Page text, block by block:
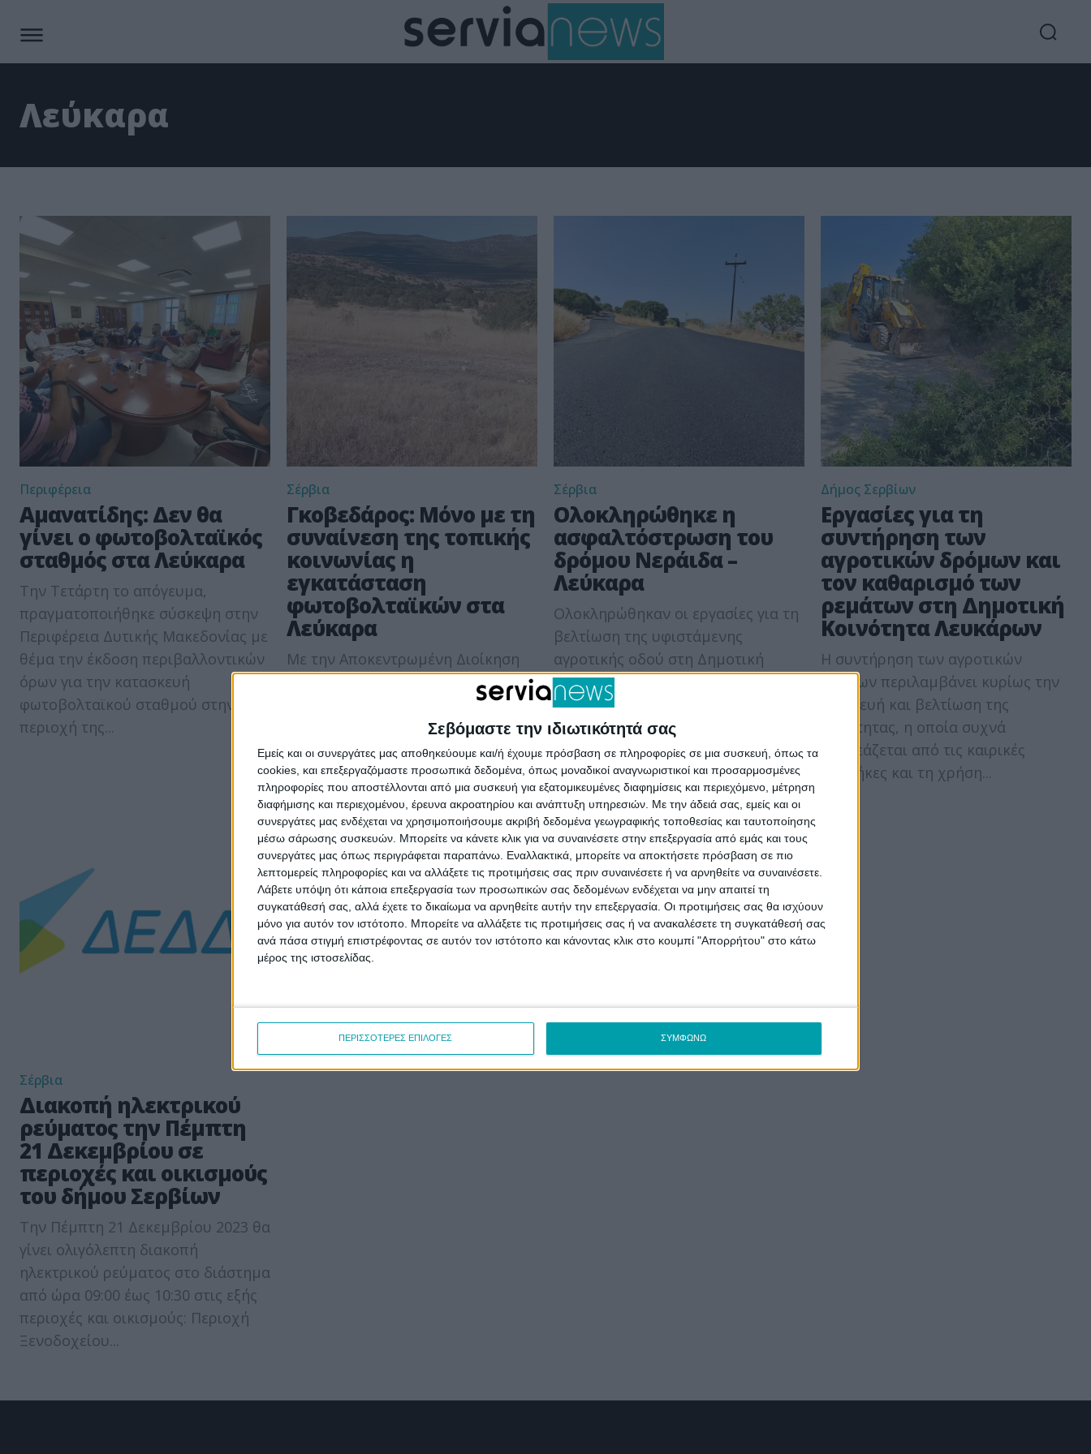
Σεβόμαστε την ιδιωτικότητά σας
Εμείς και οι συνεργάτες μας αποθηκεύουμε και/ή έχουμε πρόσβαση σε πληροφορίες σε μια συσκευή, όπως τα
cookies, και επεξεργαζόμαστε προσωπικά δεδομένα, όπως μοναδικοί αναγνωριστικοί και προσαρμοσμένες
πληροφορίες που αποστέλλονται από μια συσκευή για εξατομικευμένες διαφημίσεις και περιεχόμενο, μέτρηση
διαφήμισης και περιεχομένου, έρευνα ακροατηρίου και ανάπτυξη υπηρεσιών. Με την άδειά σας, εμείς και οι
συνεργάτες μας ενδέχεται να χρησιμοποιήσουμε ακριβή δεδομένα γεωγραφικής τοποθεσίας και ταυτοποίησης
μέσω σάρωσης συσκευών. Μπορείτε να κάνετε κλικ για να συναινέσετε στην επεξεργασία από εμάς και τους
συνεργάτες μας όπως περιγράφεται παραπάνω. Εναλλακτικά, μπορείτε να αποκτήσετε πρόσβαση σε πιο
λεπτομερείς πληροφορίες και να αλλάξετε τις προτιμήσεις σας πριν συναινέσετε ή να αρνηθείτε να συναινέσετε.
Λάβετε υπόψη ότι κάποια επεξεργασία των προσωπικών σας δεδομένων ενδέχεται να μην απαιτεί τη
συγκατάθεσή σας, αλλά έχετε το δικαίωμα να αρνηθείτε αυτήν την επεξεργασία. Οι προτιμήσεις σας θα ισχύουν
μόνο για αυτόν τον ιστότοπο. Μπορείτε να αλλάξετε τις προτιμήσεις σας ή να ανακαλέσετε τη συγκατάθεσή σας
ανά πάσα στιγμή επιστρέφοντας σε αυτόν τον ιστότοπο και κάνοντας κλικ στο κουμπί "Απορρήτου" στο κάτω
μέρος της ιστοσελίδας.
ΠΕΡΙΣΣΟΤΕΡΕΣ ΕΠΙΛΟΓΕΣ ΣΥΜΦΩΝΩ
Λεύκαρα
Περιφέρεια
Αμανατίδης: Δεν θα
γίνει ο φωτοβολταϊκός
σταθμός στα Λεύκαρα
Την Τετάρτη το απόγευμα,
πραγματοποιήθηκε σύσκεψη στην
Περιφέρεια Δυτικής Μακεδονίας με
θέμα την έκδοση περιβαλλοντικών
όρων για την κατασκευή
φωτοβολταϊκού σταθμού στην
περιοχή της...
Σέρβια
Γκοβεδάρος: Μόνο με τη
συναίνεση της τοπικής
κοινωνίας η
εγκατάσταση
φωτοβολταϊκών στα
Λεύκαρα
Με την Αποκεντρωμένη Διοίκηση
Ηπείρου - Δυτικής Μακεδονίας να
εγκρίνει τους περιβαλλοντικούς
όρους (PDF) για την κατασκευή και
λειτουργία Φωτοβολταϊκού
Σταθμού Παραγωγής Ηλεκτρικής
Ενέργειας...
Σέρβια
Ολοκληρώθηκε η
ασφαλτόστρωση του
δρόμου Νεράιδα –
Λεύκαρα
Ολοκληρώθηκαν οι εργασίες για τη
βελτίωση της υφιστάμενης
αγροτικής οδού στη Δημοτική
Κοινότητα Νεράιδας, ένα έργο που
αποτελούσε πάγιο αίτημα των
κατοίκων, ενώνοντας τις...
Δήμος Σερβίων
Εργασίες για τη
συντήρηση των
αγροτικών δρόμων και
τον καθαρισμό των
ρεμάτων στη Δημοτική
Κοινότητα Λευκάρων
Η συντήρηση των αγροτικών
δρόμων περιλαμβάνει κυρίως την
επισκευή και βελτίωση της
βατότητας, η οποία συχνά
επηρεάζεται από τις καιρικές
συνθήκες και τη χρήση...
Σέρβια
Διακοπή ηλεκτρικού
ρεύματος την Πέμπτη
21 Δεκεμβρίου σε
περιοχές και οικισμούς
του δήμου Σερβίων
Την Πέμπτη 21 Δεκεμβρίου 2023 θα
γίνει ολιγόλεπτη διακοπή
ηλεκτρικού ρεύματος στο διάστημα
από ώρα 09:00 έως 10:30 στις εξής
περιοχές και οικισμούς: Περιοχή
Ξενοδοχείου...